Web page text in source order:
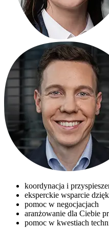
koordynacja i
eksperckie wsparcie
pomoc w negocjacjach
aranżowanie dla Ciebie
pomoc w kwestiach